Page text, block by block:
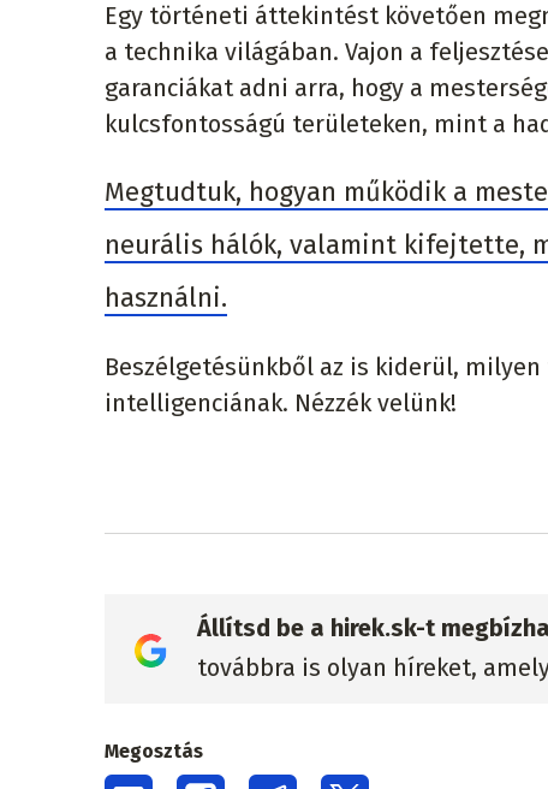
Egy történeti áttekintést követően
a technika világában. Vajon a
garanciákat adni arra, hogy a
kulcsfontosságú területeken, mint a
Megtudtuk, hogyan működik a
neurális hálók, valamint kifejtette,
használni.
Beszélgetésünkből az is kiderül,
intelligenciának. Nézzék velünk!
Állítsd be a hirek.sk-t
továbbra is olyan híreket,
Megosztás